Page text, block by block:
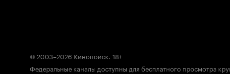
© 2003–2026 Кинопоиск. 18+
Федеральные каналы доступны для бесплатного просмотра